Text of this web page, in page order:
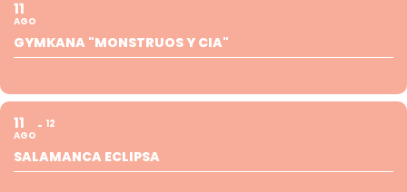
11
AGO
GYMKANA "MONSTRUOS Y CIA"
11
AGO
12
SALAMANCA ECLIPSA